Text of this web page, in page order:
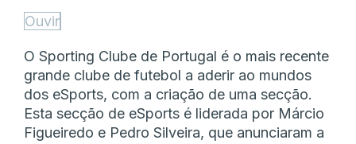
Ouvir
O Sporting Clube de Portugal é o mais recente
grande clube de futebol a aderir ao mundos
dos eSports, com a criação de uma secção.
Esta secção de eSports é liderada por Márcio
Figueiredo e Pedro Silveira, que anunciaram a